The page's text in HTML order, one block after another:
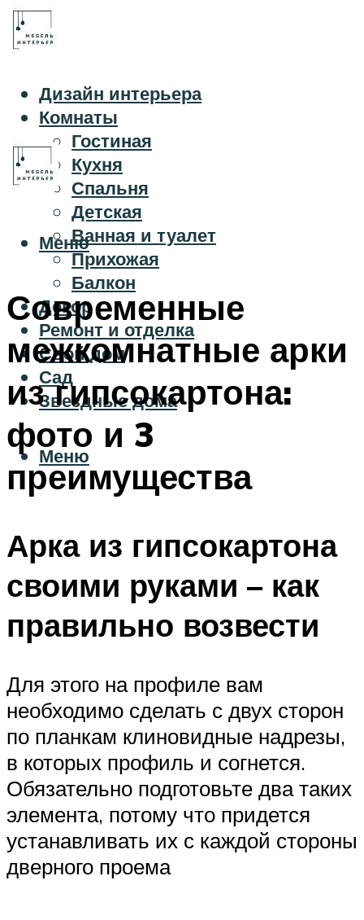
Дизайн интерьера
Комнаты
Гостиная
Кухня
Спальня
Детская
Ванная и туалет
Прихожая
Балкон
Декор
Ремонт и отделка
Свой дом
Сад
Звездные дома
Меню
Меню
Современные
межкомнатные арки
из гипсокартона:
фото и 3
преимущества
Арка из гипсокартона
своими руками – как
правильно возвести
Для этого на профиле вам
необходимо сделать с двух сторон
по планкам клиновидные надрезы,
в которых профиль и согнется.
Обязательно подготовьте два таких
элемента, потому что придется
устанавливать их с каждой стороны
дверного проема